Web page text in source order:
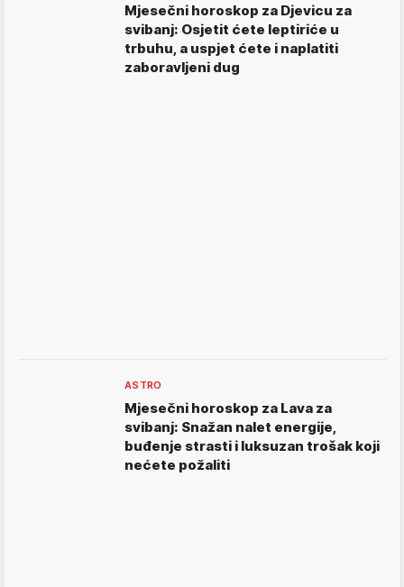
Mjesečni horoskop za Djevicu za
svibanj: Osjetit ćete leptiriće u
trbuhu, a uspjet ćete i naplatiti
zaboravljeni dug
ASTRO
Mjesečni horoskop za Lava za
svibanj: Snažan nalet energije,
buđenje strasti i luksuzan trošak koji
nećete požaliti